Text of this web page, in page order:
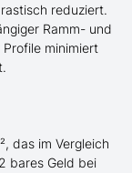
reduziert.
Ramm- und
minimiert
das im Vergleich
bares Geld bei